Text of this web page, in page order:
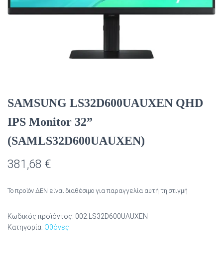
SAMSUNG LS32D600UAUXEN QHD
IPS Monitor 32”
(SAMLS32D600UAUXEN)
381,68 €
Το προϊόν ΔΕΝ είναι διαθέσιμο για παραγγελία αυτή τη στιγμή
Κωδικός προϊόντος: 002.LS32D600UAUXEN
Κατηγορία: Οθόνες